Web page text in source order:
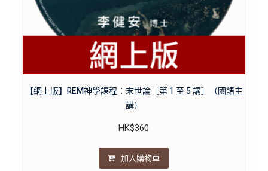
【網上版】REM神學課程：末世論［第 1 至 5 講］（國語主
講）
HK$360
加入購物車